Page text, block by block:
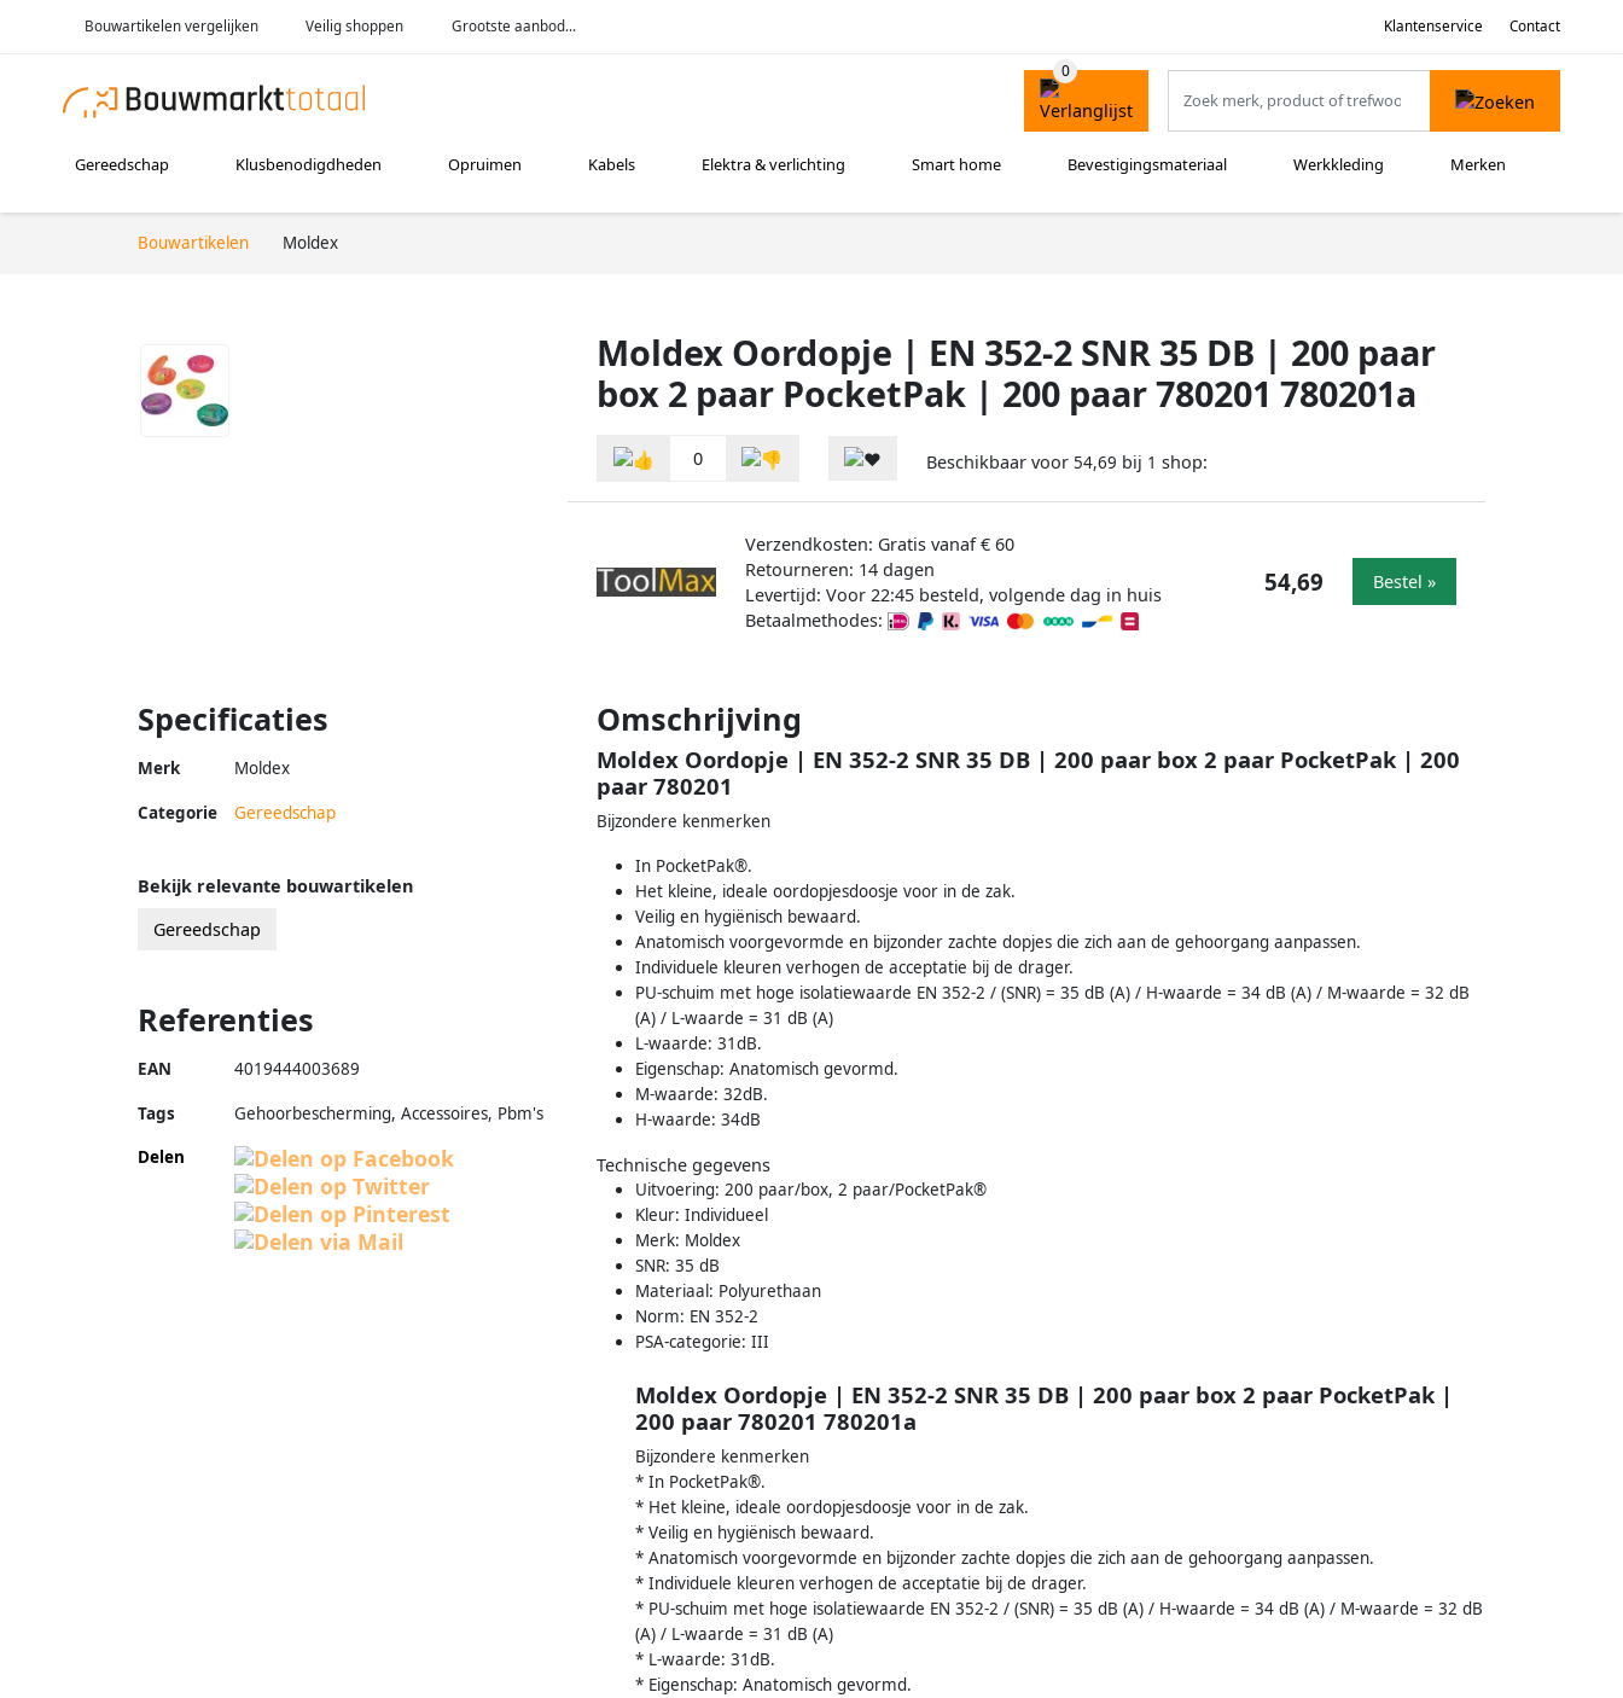
Bouwartikelen vergelijken Veilig shoppen Grootste aanbod... Klantenservice Contact
Gereedschap Klusbenodigdheden Opruimen Kabels Elektra & verlichting Smart home Bevestigingsmateriaal Werkkleding Merken
Bouwartikelen Moldex
Moldex Oordopje | EN 352-2 SNR 35 DB | 200 paar
box 2 paar PocketPak | 200 paar 780201 780201a
0 Beschikbaar voor 54,69 bij 1 shop:
Verzendkosten: Gratis vanaf € 60
Retourneren: 14 dagen
Levertijd: Voor 22:45 besteld, volgende dag in huis
Betaalmethodes:
54,69 Bestel »
Specificaties
Merk Moldex
Categorie Gereedschap
Omschrijving
Moldex Oordopje | EN 352-2 SNR 35 DB | 200 paar box 2 paar PocketPak | 200
paar 780201
Bijzondere kenmerken
In PocketPak®.
Het kleine, ideale oordopjesdoosje voor in de zak.
Veilig en hygiënisch bewaard.
Anatomisch voorgevormde en bijzonder zachte dopjes die zich aan de gehoorgang aanpassen.
Individuele kleuren verhogen de acceptatie bij de drager.
PU-schuim met hoge isolatiewaarde EN 352-2 / (SNR) = 35 dB (A) / H-waarde = 34 dB (A) / M-waarde = 32 dB
(A) / L-waarde = 31 dB (A)
L-waarde: 31dB.
Eigenschap: Anatomisch gevormd.
M-waarde: 32dB.
H-waarde: 34dB
Technische gegevens
Uitvoering: 200 paar/box, 2 paar/PocketPak®
Kleur: Individueel
Merk: Moldex
SNR: 35 dB
Materiaal: Polyurethaan
Norm: EN 352-2
PSA-categorie: III
Moldex Oordopje | EN 352-2 SNR 35 DB | 200 paar box 2 paar PocketPak |
200 paar 780201 780201a
Bijzondere kenmerken
* In PocketPak®.
* Het kleine, ideale oordopjesdoosje voor in de zak.
* Veilig en hygiënisch bewaard.
* Anatomisch voorgevormde en bijzonder zachte dopjes die zich aan de gehoorgang aanpassen.
* Individuele kleuren verhogen de acceptatie bij de drager.
* PU-schuim met hoge isolatiewaarde EN 352-2 / (SNR) = 35 dB (A) / H-waarde = 34 dB (A) / M-waarde = 32 dB
(A) / L-waarde = 31 dB (A)
* L-waarde: 31dB.
* Eigenschap: Anatomisch gevormd.
Bekijk relevante bouwartikelen
Gereedschap
Referenties
EAN 4019444003689
Tags
Gehoorbescherming, Accessoires, Pbm's
Delen